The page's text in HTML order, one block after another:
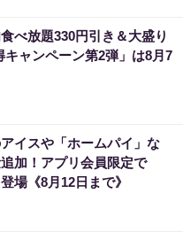
べ放題330円引き＆大盛り
キャンペーン第2弾」は8月7
イスや「ホームパイ」な
加！アプリ会員限定で
場《8月12日まで》